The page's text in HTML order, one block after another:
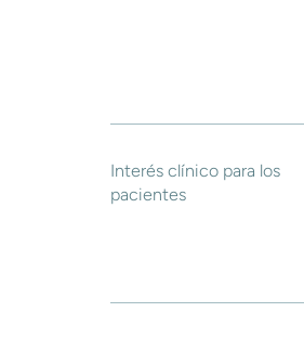
Interés clínico para los
pacientes